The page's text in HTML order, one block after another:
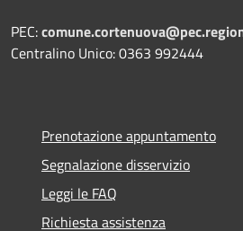
PEC:
Centralino Unico: 0363 992444
Prenotazione appuntamento
Segnalazione disservizio
Leggi le FAQ
Richiesta assistenza